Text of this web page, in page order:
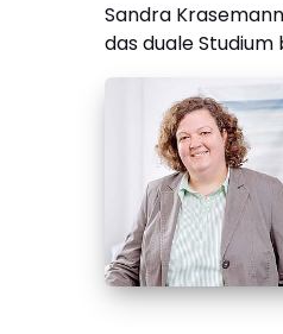
Sandra
das duale Studium